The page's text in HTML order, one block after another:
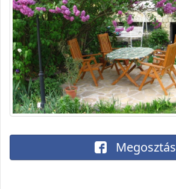
Megosztás